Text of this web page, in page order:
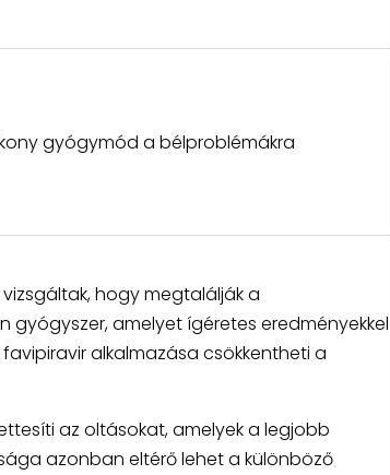
gyógymód a bélproblémákra
hogy megtalálják a
amelyet ígéretes eredményekkel
alkalmazása csökkentheti a
az oltásokat, amelyek a legjobb
azonban eltérő lehet a különböző